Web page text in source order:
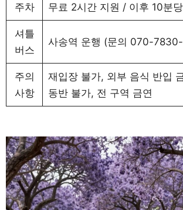
주차 무료 2시간 지원 / 이후 10분
셔틀
버스
사송역 운행 (문의 070-
주의
사항
재입장 불가, 외부 음식 반입
동반 불가, 전 구역 금연